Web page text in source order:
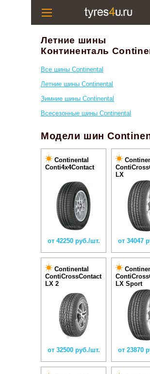
Летние шины
Континенталь
Все шины Continental
Летние шины Continental
Зимние шины Continental
Всесезонные шины Continental
Модели шин
Continental
Conti4x4Contact
от 42250 руб./шт.
LX
от 34047
Continental
ContiCrossContact
LX 2
от 32500 руб./шт.
LX Sport
от 23870